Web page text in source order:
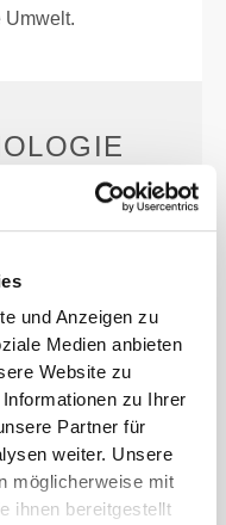
und Anzeigen zu
Medien anbieten
Website zu
zu Ihrer
Partner für
weiter. Unsere
möglicherweise mit
ihnen bereitgestellt
Umwelt.
sehr vielseitige, im
die das richtige
Dehnbarkeit für
und Komfort bietet.
kühl und bietet